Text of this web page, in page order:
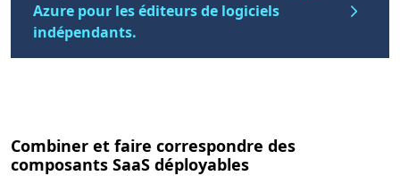
Azure pour les éditeurs de logiciels
indépendants.
Combiner et faire correspondre des
composants SaaS déployables